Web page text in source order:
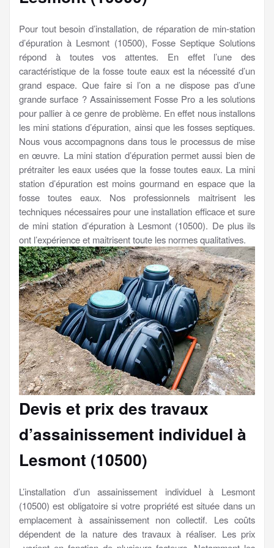
Pour tout besoin d’installation, de réparation de min-station
d’épuration à Lesmont (10500), Fosse Septique Solutions
répond à toutes vos attentes. En effet l’une des
caractéristique de la fosse toute eaux est la nécessité d’un
grand espace. Que faire si l’on a ne dispose pas d’une
grande surface ? Assainissement Fosse Pro a les solutions
pour pallier à ce genre de problème. En effet nous installons
les mini stations d’épuration, ainsi que les fosses septiques.
Nous vous accompagnons dans tous le processus de mise
en œuvre. La mini station d’épuration permet aussi bien de
prétraiter les eaux usées que la fosse toutes eaux. La mini
station d’épuration est moins gourmand en espace que la
fosse toutes eaux. Nos professionnels maitrisent les
techniques nécessaires pour une installation efficace et sure
de mini station d’épuration à Lesmont (10500). De plus ils
ont l’expérience et maitrisent toute les normes qualitatives.
Devis et prix des travaux
d’assainissement individuel à
Lesmont (10500)
L’installation d’un assainissement individuel à Lesmont
(10500) est obligatoire si votre propriété est située dans un
emplacement à assainissement non collectif. Les coûts
dépendent de la nature des travaux à réaliser. Les prix